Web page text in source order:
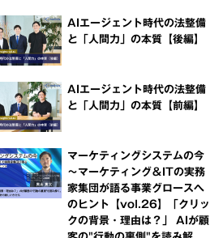
AIエージェント時代の法整備
と「人間力」の本質【後編】
AIエージェント時代の法整備
と「人間力」の本質【前編】
マーケティングシステムの今
～マーケティング＆ITの実務
家集団が語る事業グロースへ
のヒント【vol.26】「クリッ
クの背景・理由は？」 AIが顧